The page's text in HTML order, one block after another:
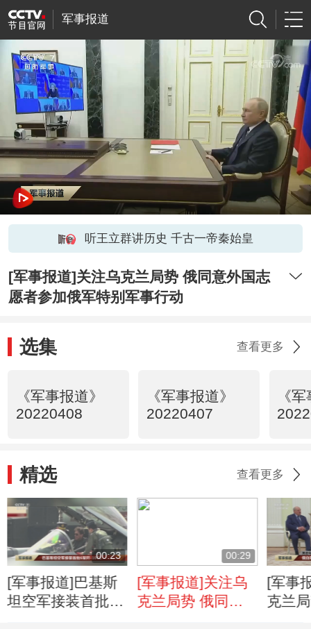
军事报道
听王立群讲历史 千古一帝秦始皇
[军事报道]关注乌克兰局势 俄同意外国志
愿者参加俄军特别军事行动
选集 查看更多
《军事报道》
20220408
《军事报道》
20220407
《
精选 查看更多
00:23
[军事报道]巴基斯
坦空军接装首批6
00:29
[军事报道]关注乌
克兰局势 俄同意
[军事
克兰